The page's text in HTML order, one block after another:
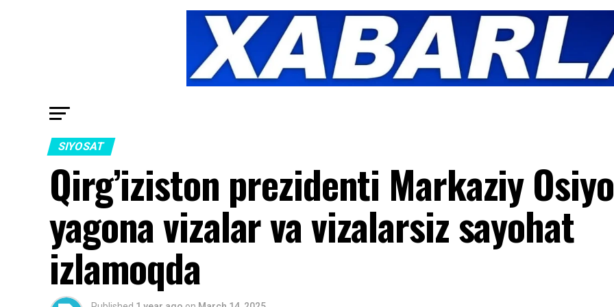
SIYOSAT
Qirg’iziston prezidenti Markaziy
yagona vizalar va vizalarsiz sayohat
izlamoqda